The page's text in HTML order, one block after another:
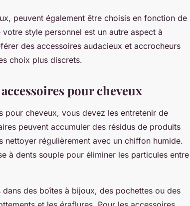
peuvent également être choisis en fonction de
style personnel est un autre aspect à
des accessoires audacieux et accrocheurs
choix plus discrets.
pour cheveux
pour cheveux, vous devez les entretenir de
peuvent accumuler des résidus de produits
régulièrement avec un chiffon humide.
à dents souple pour éliminer les particules entre
des boîtes à bijoux, des pochettes ou des